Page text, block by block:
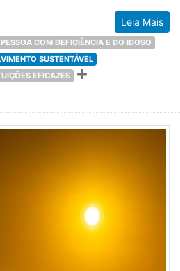
Leia Mais
COM DEFICIÊNCIA E DO IDOSO
SUSTENTÁVEL
EFICAZES